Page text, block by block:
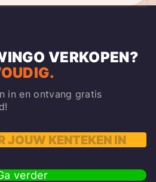
VERKOPEN?
in en ontvang gratis
verder